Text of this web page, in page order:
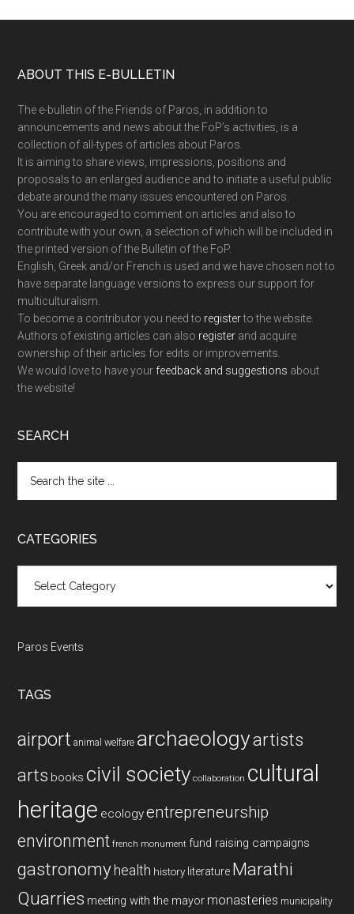
Footer
ABOUT THIS E-BULLETIN
The e-bulletin of the Friends of Paros, in addition to
announcements and news about the FoP’s activities, is a
collection of all-types of articles about Paros.
It is aiming to share views, impressions, positions and
proposals to an enlarged audience and to initiate a useful public
debate around the many issues encountered on Paros.
You are encouraged to comment on articles and also to
contribute with your own, a selection of which will be included in
the printed version of the Bulletin of the FoP.
English, Greek and/or French is used and we have chosen not to
have separate language versions to express our support for
multiculturalism.
To become a contributor you need to registerto the website.
Authors of existing articles can also register and acquire
ownership of their articles for edits or improvements.
We would love to have your feedback and suggestions about
the website!
SEARCH
the
CATEGORIES
Paros Events
TAGS
airport animal welfare archaeologyartists
arts books civil society collaboration cultural
heritage ecologyentrepreneurship
environment french monument fund raising campaigns
gastronomy health history literature Marathi
Quarries meeting with the mayor monasteries municipality